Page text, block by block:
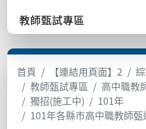
教師甄試專區
首頁 【連結用頁面】2
教師甄試專區
高中職教
獨招(施工中)
101年
101年各縣市高中職教師